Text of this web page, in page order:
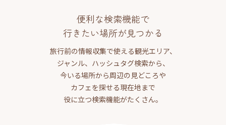
便利な検索機能で
行きたい場所が見つかる
旅行前の情報収集で使える観光エリア、
ジャンル、ハッシュタグ検索から、
今いる場所から周辺の見どころや
カフェを探せる現在地まで
役に立つ検索機能がたくさん。